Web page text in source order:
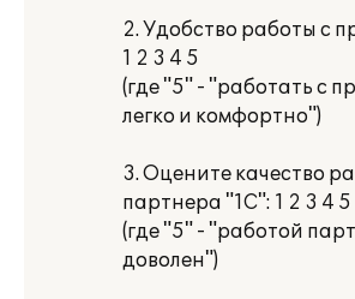
2. Удобство работы с
1 2 3 4 5
(где "5" - "работать с
легко и комфортно")
3. Оцените качество
партнера "1С": 1 2 3 4 5
(где "5" - "работой
доволен")